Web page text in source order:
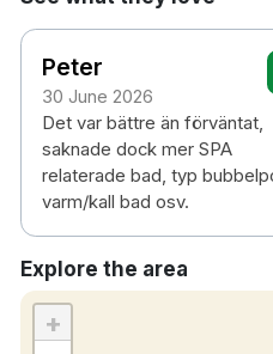
Peter
30 June 2026
Det var bättre än förväntat,
saknade dock mer SPA
relaterade bad, typ
varm/kall bad osv.
Explore the area
+